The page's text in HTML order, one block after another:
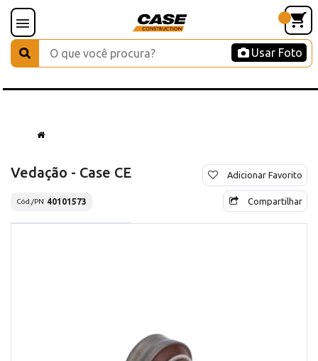
Usar Foto
Vedação - Case CE
Cód./PN 40101573
Adicionar Favorito
Compartilhar